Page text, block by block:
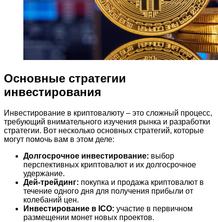
Основные стратегии
инвестирования
Инвестирование в криптовалюту – это сложный процесс,
требующий внимательного изучения рынка и разработки
стратегии. Вот несколько основных стратегий, которые
могут помочь вам в этом деле:
Долгосрочное инвестирование: выбор
перспективных криптовалют и их долгосрочное
удержание.
Дей-трейдинг: покупка и продажа криптовалют в
течение одного дня для получения прибыли от
колебаний цен.
Инвестирование в ICO: участие в первичном
размещении монет новых проектов.